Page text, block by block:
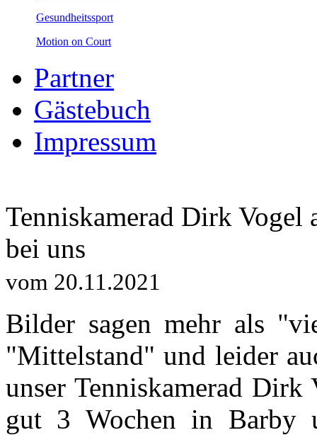
Gesundheitssport
Motion on Court
Partner
Gästebuch
Impressum
Tenniskamerad Dirk
bei uns
vom 20.11.2021
Bilder sagen mehr als
"Mittelstand" und leider
unser Tenniskamerad
gut 3 Wochen in Barby